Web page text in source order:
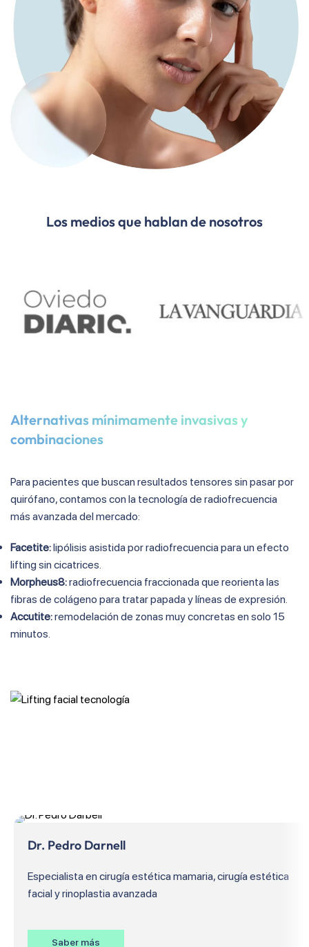
Los medios que hablan de nosotros
Alternativas mínimamente invasivas y
combinaciones
Para pacientes que buscan resultados tensores sin pasar por
quirófano, contamos con la tecnología de radiofrecuencia
más avanzada del mercado:
Facetite:lipólisis asistida por radiofrecuencia para un efecto
lifting sin cicatrices.
Morpheus8:radiofrecuencia fraccionada que reorienta las
fibras de colágeno para tratar papada y líneas de expresión.
Accutite:remodelación de zonas muy concretas en solo 15
minutos.
Dr. Pedro Darnell
Especialista en cirugía estética mamaria, cirugía estética
facial y rinoplastia avanzada
Saber más